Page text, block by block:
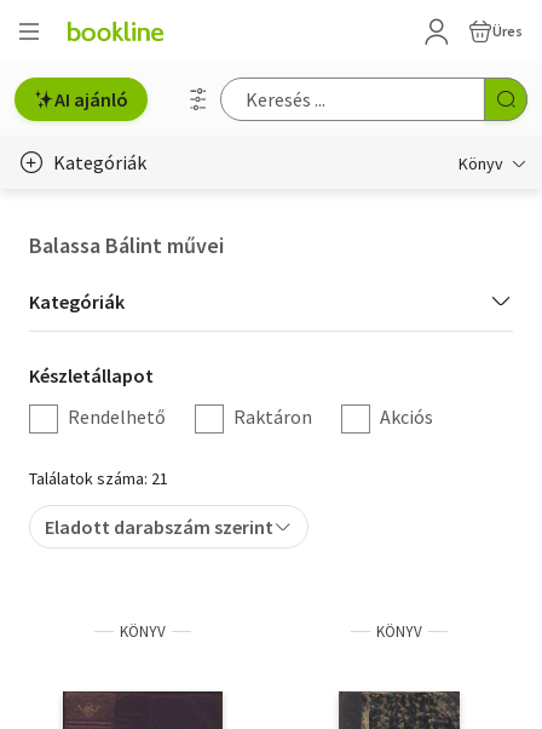
Üres
AI ajánló
Kategóriák Könyv
Hobbi, szabadidő
Irodalom
Művészet
Szakkönyv
Tankönyv, segédkönyv
Társadalomtudomány
Balassa Bálint művei
Kategória
szűrés
Kategóriák
Készletállapot
szűrés
Készletállapot
Rendelhető
Raktáron Akciós
Találatok száma: 21
Eladott darabszám szerint
KÖNYV KÖNYV